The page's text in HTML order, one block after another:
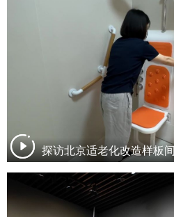
探访北京适老化改造样板